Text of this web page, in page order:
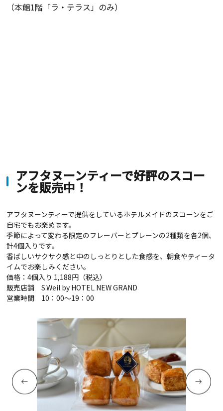
（本館1階「ラ・テラス」のみ）
アフタヌーンティーで好評のスコー
ンを販売中！
アフタヌーンティーで提供をしているホテルメイドのスコーンをご
自宅でもお楽めます。
季節によって変わる限定のフレーバーとプレーンの2種類を各2個、
計4個入りです。
香ばしいサクサク感と中のしっとりとした食感を、朝食やティータ
イムでお楽しみください。
価格：4個入り 1,188円（税込）
販売店舗 S.Weil by HOTEL NEW GRAND
営業時間 10：00～19：00